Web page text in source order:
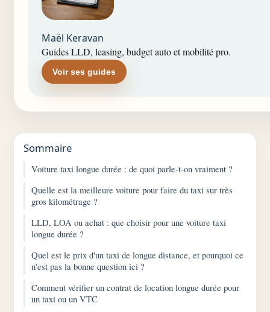
Maël Keravan
Guides LLD, leasing, budget auto et mobilité pro.
Voir ses guides
Sommaire
Voiture taxi longue durée : de quoi parle-t-on vraiment ?
Quelle est la meilleure voiture pour faire du taxi sur très
gros kilométrage ?
LLD, LOA ou achat : que choisir pour une voiture taxi
longue durée ?
Quel est le prix d'un taxi de longue distance, et pourquoi ce
n'est pas la bonne question ici ?
Comment vérifier un contrat de location longue durée pour
un taxi ou un VTC